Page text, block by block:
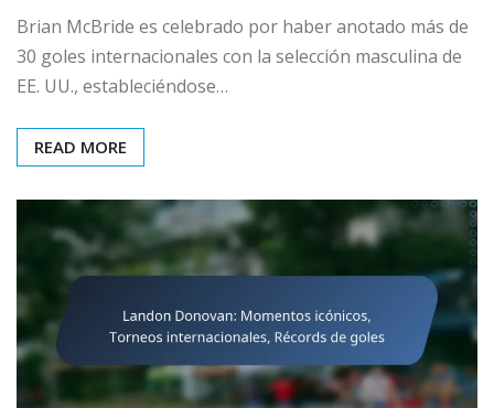
Brian McBride es celebrado por haber anotado más de
30 goles internacionales con la selección masculina de
EE. UU., estableciéndose…
READ MORE